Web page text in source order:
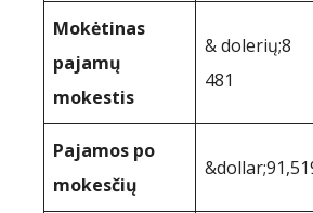
Mokėtinas
pajamų
mokestis
& dolerių;8
481
Pajamos po
mokesčių